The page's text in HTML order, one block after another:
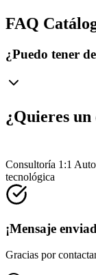
FAQ
¿Puedo tener
¿Quieres
Consultoría 1:1
tecnológica
¡Mensaje
Gracias por